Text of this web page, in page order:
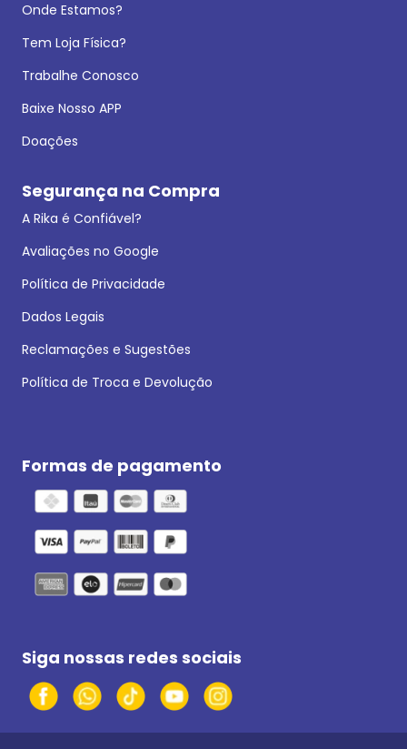
Onde Estamos?
Tem Loja Física?
Trabalhe Conosco
Baixe Nosso APP
Doações
Segurança na Compra
A Rika é Confiável?
Avaliações no Google
Política de Privacidade
Dados Legais
Reclamações e Sugestões
Política de Troca e Devolução
Formas de pagamento
Siga nossas redes sociais